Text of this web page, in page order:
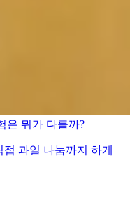
은 뭐가 다를까?
과일 나눔까지 하게